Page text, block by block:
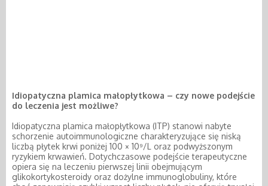
Idiopatyczna plamica małopłytkowa – czy nowe podejście
do leczenia jest możliwe?
Idiopatyczna plamica małopłytkowa (ITP) stanowi nabyte
schorzenie autoimmunologiczne charakteryzujące się niską
liczbą płytek krwi poniżej 100 × 10⁹/L oraz podwyższonym
ryzykiem krwawień. Dotychczasowe podejście terapeutyczne
opiera się na leczeniu pierwszej linii obejmującym
glikokortykosteroidy oraz dożylne immunoglobuliny, które